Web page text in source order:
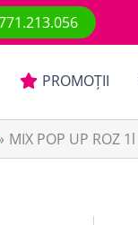
PROMOȚII
MIX POP UP ROZ 1l